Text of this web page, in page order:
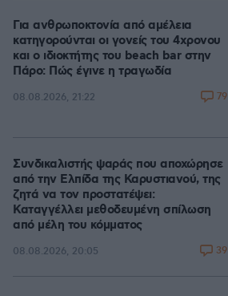
Για ανθρωποκτονία από αμέλεια
κατηγορούνται οι γονείς του 4χρονου
και ο ιδιοκτήτης του beach bar στην
Πάρο: Πώς έγινε η τραγωδία
08.08.2026, 21:22 79
Συνδικαλιστής ψαράς που αποχώρησε
από την Ελπίδα της Καρυστιανού, της
ζητά να τον προστατέψει:
Καταγγέλλει μεθοδευμένη σπίλωση
από μέλη του κόμματος
08.08.2026, 20:05 39